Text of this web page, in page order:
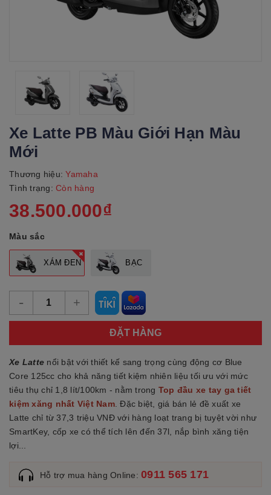
Xe Latte PB Màu Giới Hạn Màu
Mới
Thương hiệu: Yamaha
Tình trạng: Còn hàng
38.500.000₫
Màu sắc
XÁM ĐEN BẠC
- +
ĐẶT HÀNG
Xe Latte nổi bật với thiết kế sang trọng cùng động cơ Blue
Core 125cc cho khả năng tiết kiệm nhiên liệu tối ưu với mức
tiêu thụ chỉ 1,8 lít/100km - nằm trong Top đầu xe tay ga tiết
kiệm xăng nhất Việt Nam. Đặc biệt, giá bán lẻ đề xuất xe
Latte chỉ từ 37,3 triệu VNĐ với hàng loạt trang bị tuyệt vời như
SmartKey, cốp xe có thể tích lên đến 37l, nắp bình xăng tiện
lợi...
Hỗ trợ mua hàng Online: 0911 565 171